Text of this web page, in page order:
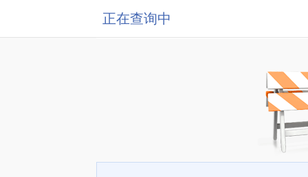
正在查询中